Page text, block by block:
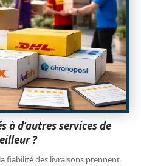
à d’autres services de
?
fiabilité des livraisons prennent